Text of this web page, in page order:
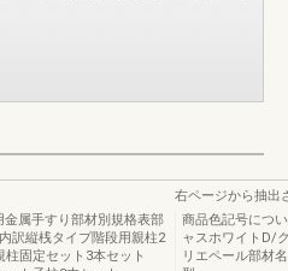
属手すり部材別規格表部
訳縦桟タイプ階段用親柱2
固定セット3本セット
右ページから抽出
商品色記号につ
ャスホワイトD/
リエペール部材